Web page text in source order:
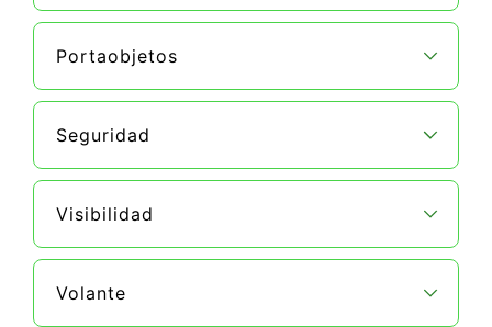
Portaobjetos
Seguridad
Visibilidad
Volante